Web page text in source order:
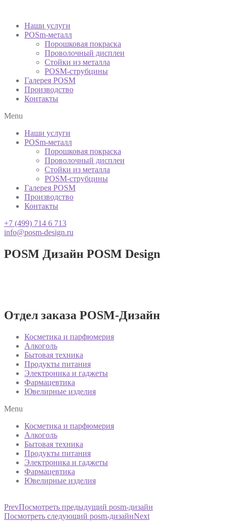
Наши услуги
POSm-металл
Порошковая покраска
Проволочный дисплеи
Стойки из металла
POSM-струбцины
Галерея POSM
Производство
Контакты
Menu
Наши услуги
POSm-металл
Порошковая покраска
Проволочный дисплеи
Стойки из металла
POSM-струбцины
Галерея POSM
Производство
Контакты
+7 (499) 714 6 713
info@posm-design.ru
POSM Дизайн POSM Design
Отдел заказа POSM-Дизайн
Косметика и парфюмерия
Алкоголь
Бытовая техника
Продукты питания
Электроника и гаджеты
Фармацевтика
Ювелирные изделия
Menu
Косметика и парфюмерия
Алкоголь
Бытовая техника
Продукты питания
Электроника и гаджеты
Фармацевтика
Ювелирные изделия
PrevПосмотреть предыдущий posm-дизайн
Посмотреть следующий posm-дизайнNext